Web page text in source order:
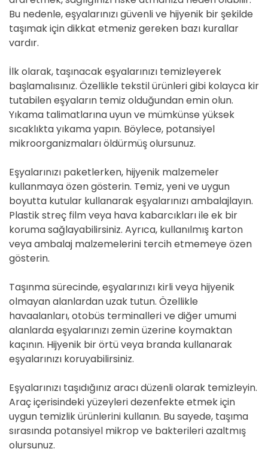
Bu nedenle, eşyalarınızı güvenli ve hijyenik bir şekilde
taşımak için dikkat etmeniz gereken bazı kurallar
vardır.
İlk olarak, taşınacak eşyalarınızı temizleyerek
başlamalısınız. Özellikle tekstil ürünleri gibi kolayca kir
tutabilen eşyaların temiz olduğundan emin olun.
Yıkama talimatlarına uyun ve mümkünse yüksek
sıcaklıkta yıkama yapın. Böylece, potansiyel
mikroorganizmaları öldürmüş olursunuz.
Eşyalarınızı paketlerken, hijyenik malzemeler
kullanmaya özen gösterin. Temiz, yeni ve uygun
boyutta kutular kullanarak eşyalarınızı ambalajlayın.
Plastik streç film veya hava kabarcıkları ile ek bir
koruma sağlayabilirsiniz. Ayrıca, kullanılmış karton
veya ambalaj malzemelerini tercih etmemeye özen
gösterin.
Taşınma sürecinde, eşyalarınızı kirli veya hijyenik
olmayan alanlardan uzak tutun. Özellikle
havaalanları, otobüs terminalleri ve diğer umumi
alanlarda eşyalarınızı zemin üzerine koymaktan
kaçının. Hijyenik bir örtü veya branda kullanarak
eşyalarınızı koruyabilirsiniz.
Eşyalarınızı taşıdığınız aracı düzenli olarak temizleyin.
Araç içerisindeki yüzeyleri dezenfekte etmek için
uygun temizlik ürünlerini kullanın. Bu sayede, taşıma
sırasında potansiyel mikrop ve bakterileri azaltmış
olursunuz.